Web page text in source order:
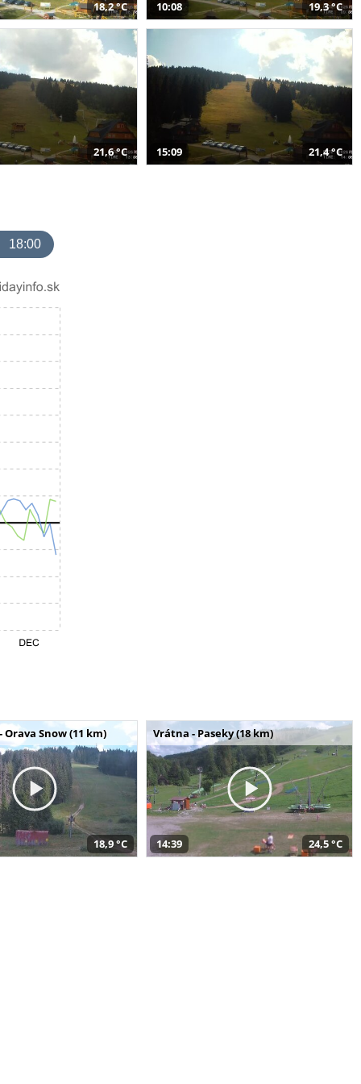
18,2 °C 10:08 19,3 °C
21,6 °C 15:09 21,4 °C
18:00
Orava Snow (11 km)
18,9 °C
Vrátna - Paseky (18 km)
14:39 24,5 °C